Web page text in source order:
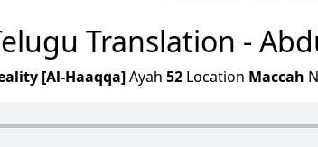
Translation -
[Al-Haaqqa]Ayah 52 Location Maccah